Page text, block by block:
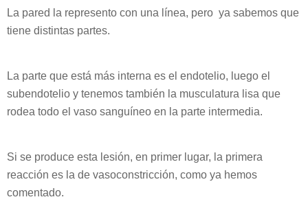
La pared la represento con una línea, pero ya sabemos que
tiene distintas partes.
La parte que está más interna es el endotelio, luego el
subendotelio y tenemos también la musculatura lisa que
rodea todo el vaso sanguíneo en la parte intermedia.
Si se produce esta lesión, en primer lugar, la primera
reacción es la de vasoconstricción, como ya hemos
comentado.